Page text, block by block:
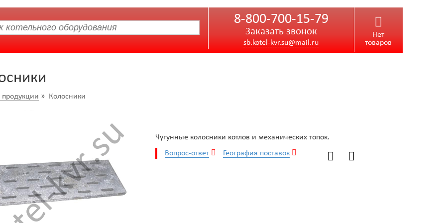
8-800-700-15-79
Заказать звонок
sb.kotel-kvr.su@mail.ru
Нет
товаров
продукции » Колосники
Чугунные колосники котлов и механических топок.
Вопрос-ответ
География поставок